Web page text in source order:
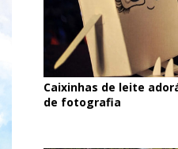
Caixinhas de leite
de fotografia